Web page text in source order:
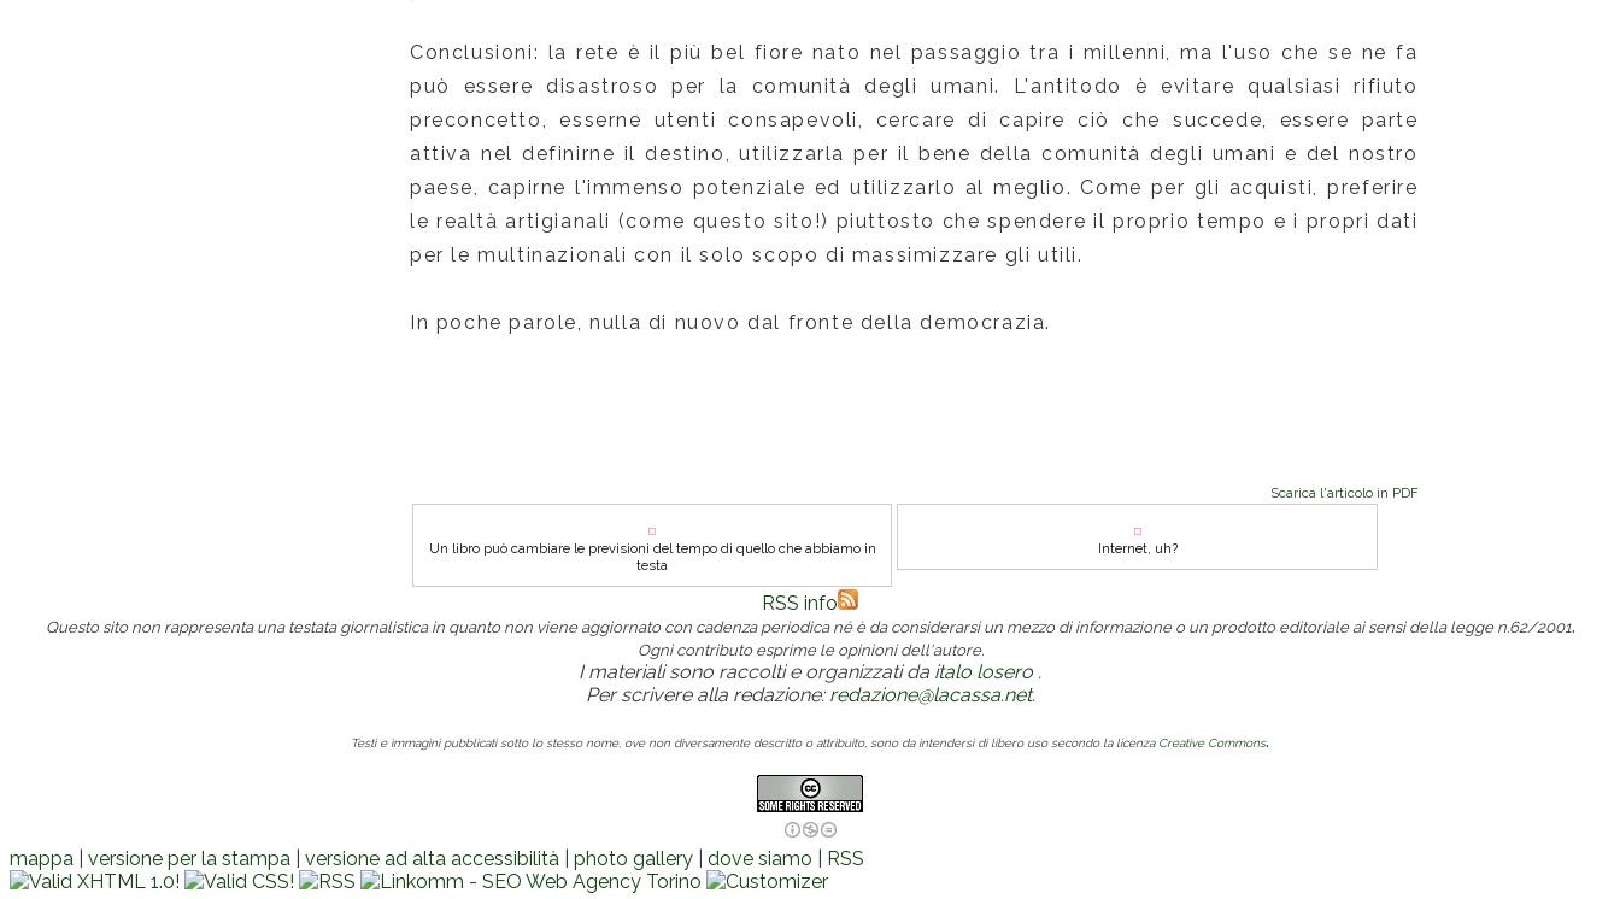
Conclusioni: la rete è il più bel fiore nato nel passaggio tra i millenni, ma l'uso che se ne fa
può essere disastroso per la comunità degli umani. L'antitodo è evitare qualsiasi rifiuto
preconcetto, esserne utenti consapevoli, cercare di capire ciò che succede, essere parte
attiva nel definirne il destino, utilizzarla per il bene della comunità degli umani e del nostro
paese, capirne l'immenso potenziale ed utilizzarlo al meglio. Come per gli acquisti, preferire
le realtà artigianali (come questo sito!) piuttosto che spendere il proprio tempo e i propri dati
per le multinazionali con il solo scopo di massimizzare gli utili.
In poche parole, nulla di nuovo dal fronte della democrazia.
Scarica l'articolo in PDF
Un libro può cambiare le previsioni del tempo di quello che abbiamo in
testa
Internet, uh?
RSS info
Questo sito non rappresenta una testata giornalistica in quanto non viene aggiornato con cadenza periodica né è da considerarsi un mezzo di informazione o un prodotto editoriale ai sensi della legge n.62/2001.
Ogni contributo esprime le opinioni dell'autore.
I materiali sono raccolti e organizzati da italo losero .
Per scrivere alla redazione: redazione@lacassa.net.
Testi e immagini pubblicati sotto lo stesso nome, ove non diversamente descritto o attribuito, sono da intendersi di libero uso secondo la licenza Creative Commons.
mappa versione per la stampa versione ad alta accessibilità photo gallery dove siamo RSS